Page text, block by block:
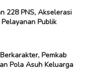
228 PNS, Akselerasi
Publik
Pemkab
Pola Asuh Keluarga